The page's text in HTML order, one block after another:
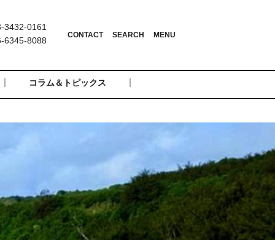
コラム＆トピックス
3432-0161
6345-8088